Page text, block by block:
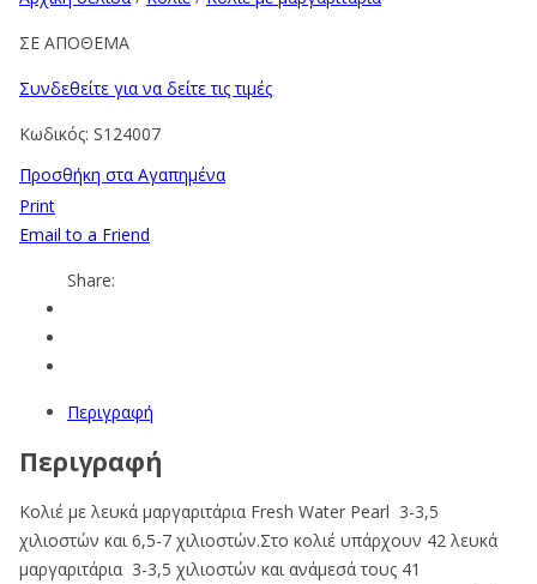
ΣΕ ΑΠΟΘΕΜΑ
Συνδεθείτε για να δείτε τις τιμές
Κωδικός: S124007
Προσθήκη στα Αγαπημένα
Print
Email to a Friend
Share:
Περιγραφή
Περιγραφή
Κολιέ με λευκά μαργαριτάρια Fresh Water Pearl 3-3,5
χιλιοστών και 6,5-7 χιλιοστών.Στο κολιέ υπάρχουν 42 λευκά
μαργαριτάρια 3-3,5 χιλιοστών και ανάμεσά τους 41